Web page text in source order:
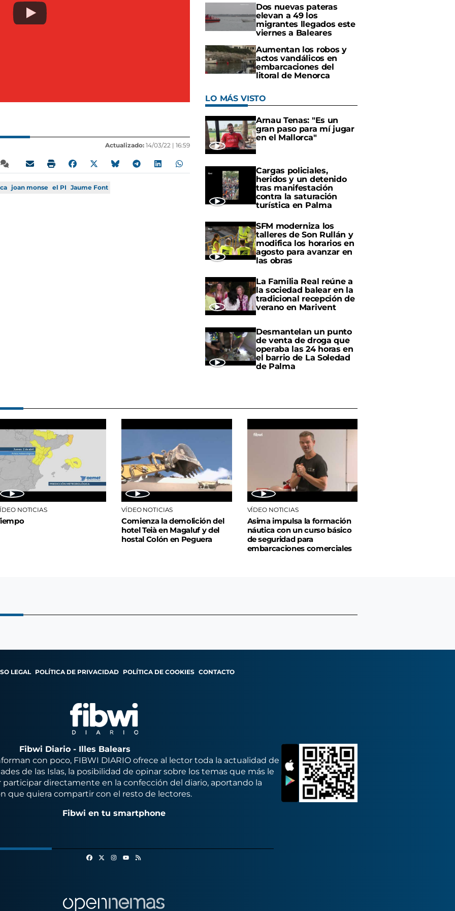
Actualizado: 14/03/22 | 16:59
joan monse el PI Jaume Font
Dos nuevas pateras
elevan a 49 los
migrantes llegados este
viernes a Baleares
Aumentan los robos y
actos vandálicos en
embarcaciones del
litoral de Menorca
LO MÁS VISTO
Arnau Tenas: "Es un
gran paso para mí jugar
en el Mallorca"
Cargas policiales,
heridos y un detenido
tras manifestación
contra la saturación
turística en Palma
SFM moderniza los
talleres de Son Rullán y
modifica los horarios en
agosto para avanzar en
las obras
La Familia Real reúne a
la sociedad balear en la
tradicional recepción de
verano en Marivent
Desmantelan un punto
de venta de droga que
operaba las 24 horas en
el barrio de La Soledad
de Palma
NOTICIAS VÍDEO NOTICIAS
Comienza la demolición del
hotel Teià en Magaluf y del
hostal Colón en Peguera
VÍDEO NOTICIAS
Asima impulsa la formación
náutica con un curso básico
de seguridad para
embarcaciones comerciales
LEGAL POLÍTICA DE PRIVACIDAD POLÍTICA DE COOKIES CONTACTO
Fibwi Diario - Illes Balears
con poco, FIBWI DIARIO ofrece al lector toda la actualidad de
de las Islas, la posibilidad de opinar sobre los temas que más le
participar directamente en la confección del diario, aportando la
que quiera compartir con el resto de lectores.
Fibwi en tu smartphone
FacebookInstagram